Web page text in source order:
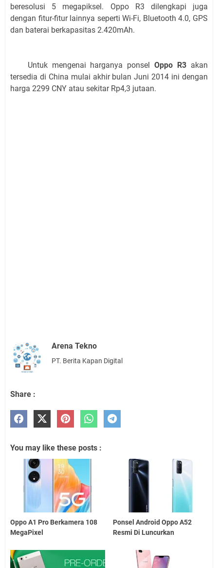
beresolusi 5 megapiksel. Oppo R3 dilengkapi juga
dengan fitur-fitur lainnya seperti Wi-Fi, Bluetooth 4.0, GPS
dan baterai berkapasitas 2.420mAh.
Untuk mengenai harganya ponsel Oppo R3 akan
tersedia di China mulai akhir bulan Juni 2014 ini dengan
harga 2299 CNY atau sekitar Rp4,3 jutaan.
Arena Tekno
PT. Berita Kapan Digital
Share :
You may like these posts :
Oppo A1 Pro Berkamera 108
MegaPixel
Ponsel Android Oppo A52
Resmi Di Luncurkan